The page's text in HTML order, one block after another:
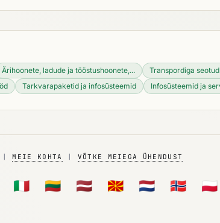
Ärihoonete, ladude ja tööstushoonete,...
Transpordiga
Tarkvarapaketid ja infosüsteemid Infosüsteemid ja
|MEIE KOHTA VÕTKE MEIEGA ÜHENDUST
🇮🇹 🇱🇹 🇱🇻 🇲🇰 🇳🇱 🇳🇴 🇵🇱